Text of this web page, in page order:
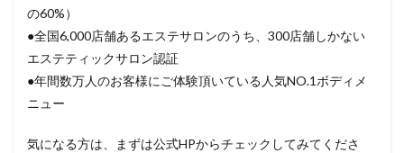
の60%）
●全国6,000店舗あるエステサロンのうち、300店舗しかない
エステティックサロン認証
●年間数万人のお客様にご体験頂いている人気NO.1ボディメ
ニュー
気になる方は、まずは公式HPからチェックしてみてくださ